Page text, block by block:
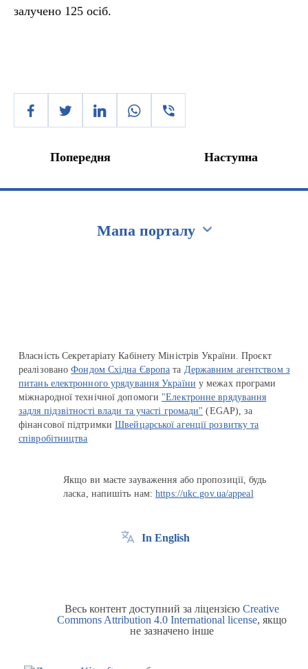
залучено 125 осіб.
Попередня Наступна
Мапа порталу
Власність Секретаріату Кабінету Міністрів України. Проєкт
реалізованоФондом Східна Європа та Державним агентством з
питань електронного урядування України у межах програми
міжнародної технічної допомоги "Електронне врядування
задля підзвітності влади та участі громади" (EGAP), за
фінансової підтримкиШвейцарської агенції розвитку та
співробітництва
Якщо ви маєте зауваження або пропозиції, будь
ласка, напишіть нам:https://ukc.gov.ua/appeal
In English
Весь контент доступний за ліцензією Creative
Commons Attribution 4.0 International license, якщо
не зазначено інше